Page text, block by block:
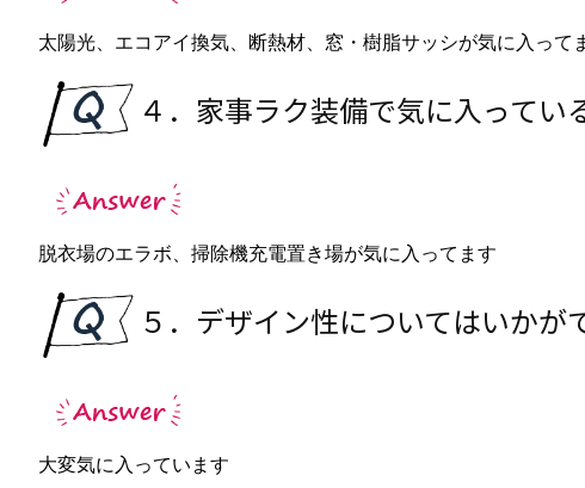
太陽光、エコアイ換気、断熱材、窓・樹脂サッシが気に入って
４．家事ラク装備で気に入ってい
脱衣場のエラボ、掃除機充電置き場が気に入ってます
５．デザイン性についてはいかが
大変気に入っています